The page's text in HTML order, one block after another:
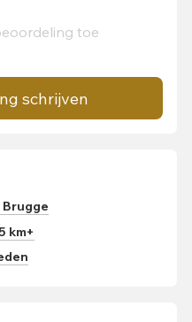
toe
schrijven
km+